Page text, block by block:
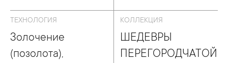
ТЕХНОЛОГИЯ
Золочение
(позолота),
КОЛЛЕКЦИЯ
ШЕДЕВРЫ
ПЕРЕГОРОДЧАТОЙ